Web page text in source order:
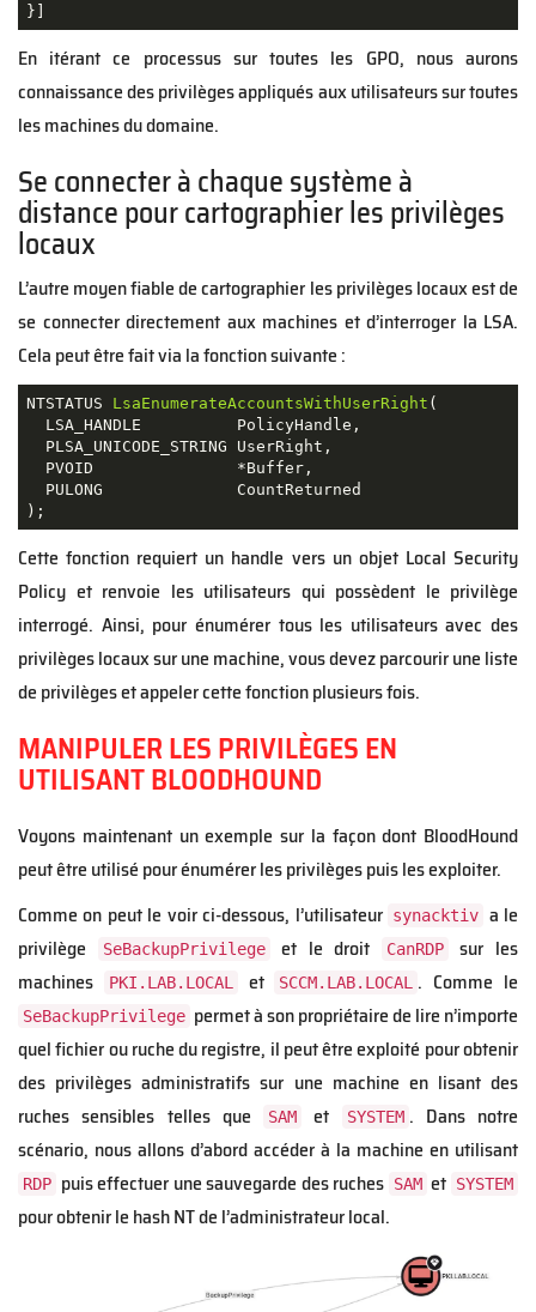
}]
En itérant ce processus sur toutes les GPO, nous aurons
connaissance des privilèges appliqués aux utilisateurs sur toutes
les machines du domaine.
Se connecter à chaque système à
distance pour cartographier les privilèges
locaux
L’autre moyen fiable de cartographier les privilèges locaux est de
se connecter directement aux machines et d’interroger la LSA.
Cela peut être fait via la fonction suivante :
NTSTATUS LsaEnumerateAccountsWithUserRight (
  LSA_HANDLE          PolicyHandle
,
  PLSA_UNICODE_STRING UserRight
,
  PVOID
*Buffer,
  PULONG              CountReturned
) ;
Cette fonction requiert un handle vers un objet Local Security
Policy et renvoie les utilisateurs qui possèdent le privilège
interrogé. Ainsi, pour énumérer tous les utilisateurs avec des
privilèges locaux sur une machine, vous devez parcourir une liste
de privilèges et appeler cette fonction plusieurs fois.
MANIPULER LES PRIVILÈGES EN
UTILISANT BLOODHOUND
Voyons maintenant un exemple sur la façon dont BloodHound
peut être utilisé pour énumérer les privilèges puis les exploiter.
Comme on peut le voir ci-dessous, l’utilisateur synacktiv a le
privilège
SeBackupPrivilege et le droit CanRDP
sur les
machines
PKI.LAB.LOCAL et SCCM.LAB.LOCAL . Comme le
SeBackupPrivilege permet à son propriétaire de lire n’importe
quel fichier ou ruche du registre, il peut être exploité pour obtenir
des privilèges administratifs sur une machine en lisant des
ruches sensibles telles que
SAM et SYSTEM . Dans notre
scénario, nous allons d’abord accéder à la machine en utilisant
RDP puis effectuer une sauvegarde des ruches SAM et SYSTEM
pour obtenir le hash NT de l’administrateur local.